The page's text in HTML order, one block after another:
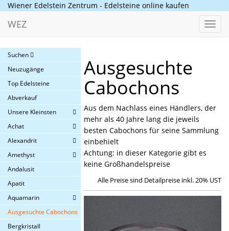
Wiener Edelstein Zentrum - Edelsteine online kaufen
WEZ
Suchen
Neuzugänge
Top Edelsteine
Abverkauf
Unsere Kleinsten
Achat
Alexandrit
Amethyst
Andalusit
Apatit
Aquamarin
Ausgesuchte Cabochons
Bergkristall
Ausgesuchte
Cabochons
Aus dem Nachlass eines Händlers, der
mehr als 40 Jahre lang die jeweils
besten Cabochons für seine Sammlung
einbehielt
Achtung: in dieser Kategorie gibt es
keine Großhandelspreise
Alle Preise sind Detailpreise inkl. 20% UST